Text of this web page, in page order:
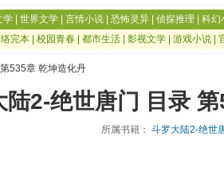
学 世界文学 言情小说 恐怖灵异 侦探推理 科幻
络完本 校园青春 都市生活 影视文学 游戏小说
535章 乾坤造化丹
陆2-绝世唐门 目录
所属书籍： 斗罗大陆2-绝世